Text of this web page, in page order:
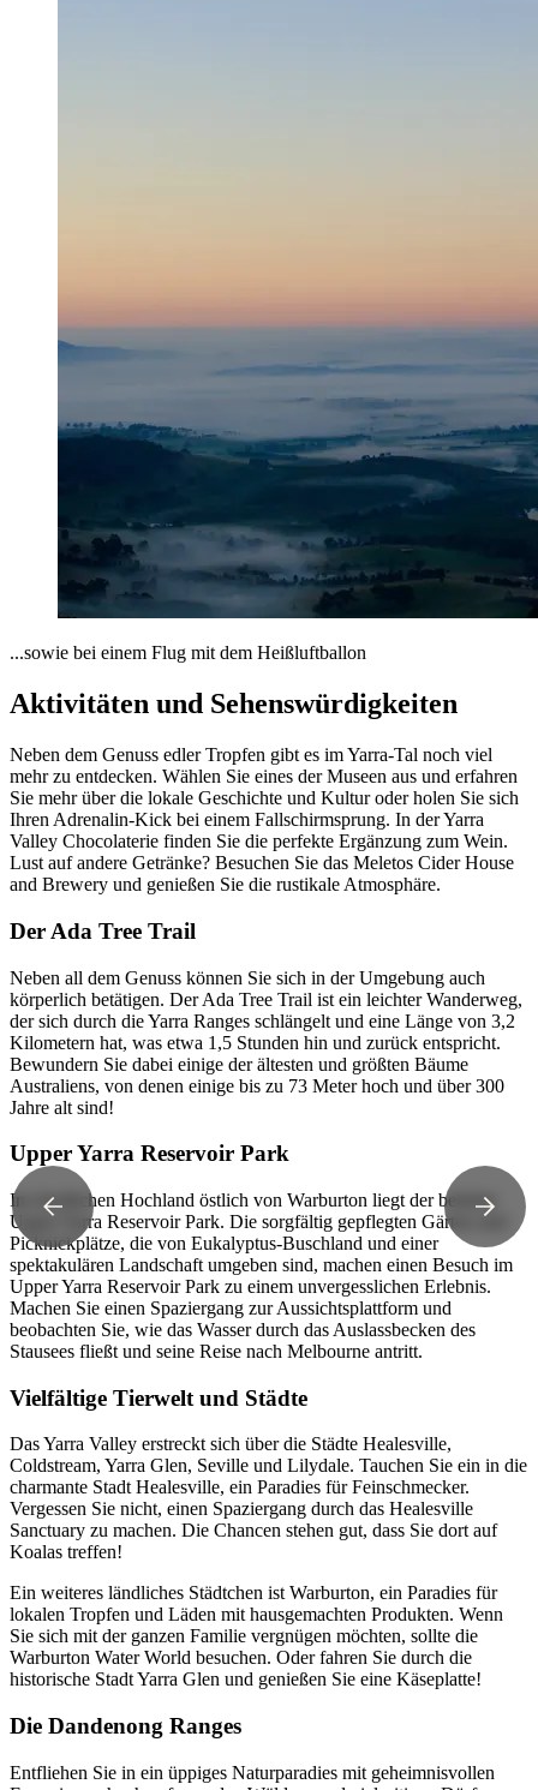
...sowie bei einem Flug mit dem Heißluftballon
Aktivitäten und Sehenswürdigkeiten
Neben dem Genuss edler Tropfen gibt es im Yarra-Tal noch viel
mehr zu entdecken. Wählen Sie eines der Museen aus und erfahren
Sie mehr über die lokale Geschichte und Kultur oder holen Sie sich
Ihren Adrenalin-Kick bei einem Fallschirmsprung. In der Yarra
Valley Chocolaterie finden Sie die perfekte Ergänzung zum Wein.
Lust auf andere Getränke? Besuchen Sie das Meletos Cider House
and Brewery und genießen Sie die rustikale Atmosphäre.
Der Ada Tree Trail
Neben all dem Genuss können Sie sich in der Umgebung auch
körperlich betätigen. Der Ada Tree Trail ist ein leichter Wanderweg,
der sich durch die Yarra Ranges schlängelt und eine Länge von 3,2
Kilometern hat, was etwa 1,5 Stunden hin und zurück entspricht.
Bewundern Sie dabei einige der ältesten und größten Bäume
Australiens, von denen einige bis zu 73 Meter hoch und über 300
Jahre alt sind!
Upper Yarra Reservoir Park
Im friedlichen Hochland östlich von Warburton liegt der beliebte
Upper Yarra Reservoir Park. Die sorgfältig gepflegten Gärten und
Picknickplätze, die von Eukalyptus-Buschland und einer
spektakulären Landschaft umgeben sind, machen einen Besuch im
Upper Yarra Reservoir Park zu einem unvergesslichen Erlebnis.
Machen Sie einen Spaziergang zur Aussichtsplattform und
beobachten Sie, wie das Wasser durch das Auslassbecken des
Stausees fließt und seine Reise nach Melbourne antritt.
Vielfältige Tierwelt und Städte
Das Yarra Valley erstreckt sich über die Städte Healesville,
Coldstream, Yarra Glen, Seville und Lilydale. Tauchen Sie ein in die
charmante Stadt Healesville, ein Paradies für Feinschmecker.
Vergessen Sie nicht, einen Spaziergang durch das Healesville
Sanctuary zu machen. Die Chancen stehen gut, dass Sie dort auf
Koalas treffen!
Ein weiteres ländliches Städtchen ist Warburton, ein Paradies für
lokalen Tropfen und Läden mit hausgemachten Produkten. Wenn
Sie sich mit der ganzen Familie vergnügen möchten, sollte die
Warburton Water World besuchen. Oder fahren Sie durch die
historische Stadt Yarra Glen und genießen Sie eine Käseplatte!
Die Dandenong Ranges
Entfliehen Sie in ein üppiges Naturparadies mit geheimnisvollen